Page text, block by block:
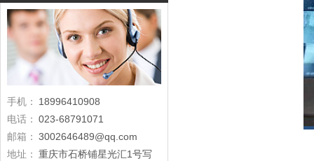
手机：
18996410908
电话： 023-68791071
邮箱： 3002646489@qq.com
地址： 重庆市石桥铺星光汇1号写